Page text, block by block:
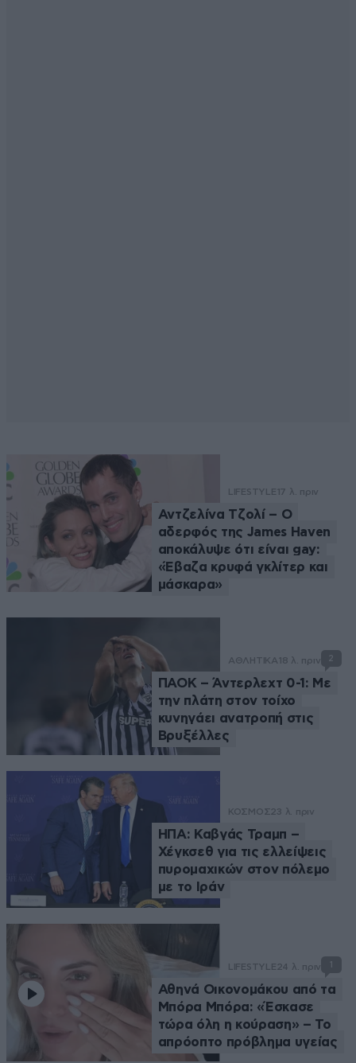
LIFESTYLE 17 λ. πριν
Αντζελίνα Τζολί – Ο
αδερφός της James Haven
αποκάλυψε ότι είναι gay:
«Έβαζα κρυφά γκλίτερ και
μάσκαρα»
ΑΘΛΗΤΙΚΑ 18 λ. πριν 2
ΠΑΟΚ – Άντερλεχτ 0-1: Με
την πλάτη στον τοίχο
κυνηγάει ανατροπή στις
Βρυξέλλες
ΚΟΣΜΟΣ23 λ. πριν
ΗΠΑ: Καβγάς Τραμπ –
Χέγκσεθ για τις ελλείψεις
πυρομαχικών στον πόλεμο
με το Ιράν
LIFESTYLE24 λ. πριν 1
Αθηνά Οικονομάκου από τα
Μπόρα Μπόρα: «Έσκασε
τώρα όλη η κούραση» – Το
απρόοπτο πρόβλημα υγείας